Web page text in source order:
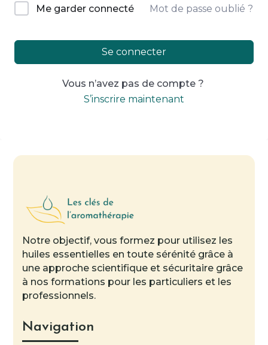
Me garder connecté Mot de passe oublié ?
Se connecter
Vous n’avez pas de compte ?
S’inscrire maintenant
Notre objectif, vous formez pour utilisez les
huiles essentielles en toute sérénité grâce à
une approche scientifique et sécuritaire grâce
à nos formations pour les particuliers et les
professionnels.
Navigation